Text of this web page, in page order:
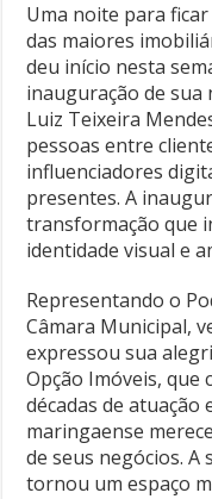
Uma noite para
das maiores
deu início nesta
inauguração de sua
Luiz Teixeira
pessoas entre
influenciadores
presentes. A
transformação que
identidade visual e
Representando o
Câmara Municipal,
expressou sua
Opção Imóveis, que
décadas de atuação
maringaense
de seus negócios. A
tornou um espaço